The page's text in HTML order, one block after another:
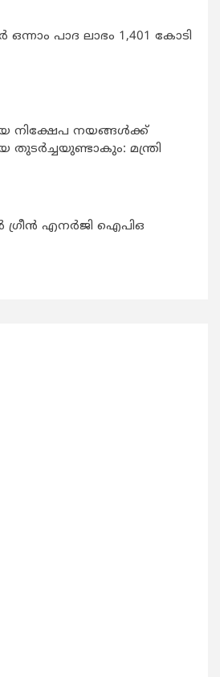
ഒന്നാം പാദ ലാഭം 1,401 കോടി
നിക്ഷേപ നയങ്ങള്‍ക്ക്
തുടര്‍ച്ചയുണ്ടാകും: മന്ത്രി
ഗ്രീൻ എനർജി ഐപിഒ